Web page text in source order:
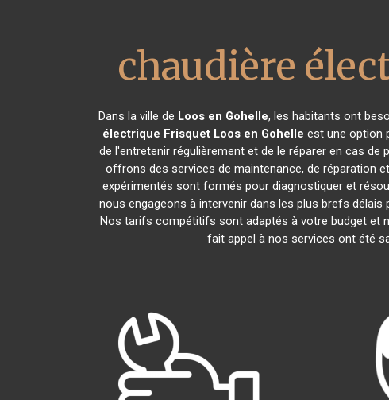
chaudière
Dans la ville de Loos en Gohelle, les habitants ont
électrique Frisquet Loos en Gohelle est une option
de l'entretenir régulièrement et de le réparer en cas de
offrons des services de maintenance, de réparation
expérimentés sont formés pour diagnostiquer et
nous engageons à intervenir dans les plus brefs
Nos tarifs compétitifs sont adaptés à votre budget et
fait appel à nos services ont été